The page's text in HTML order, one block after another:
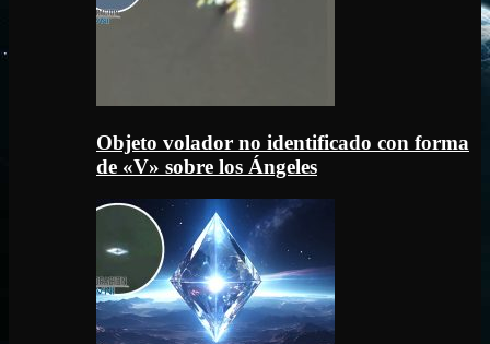
Objeto volador no identificado con forma
de «V» sobre los Ángeles